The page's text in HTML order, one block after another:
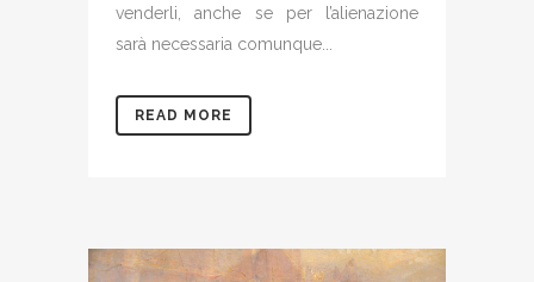
venderli, anche se per l’alienazione
sarà necessaria comunque...
READ MORE